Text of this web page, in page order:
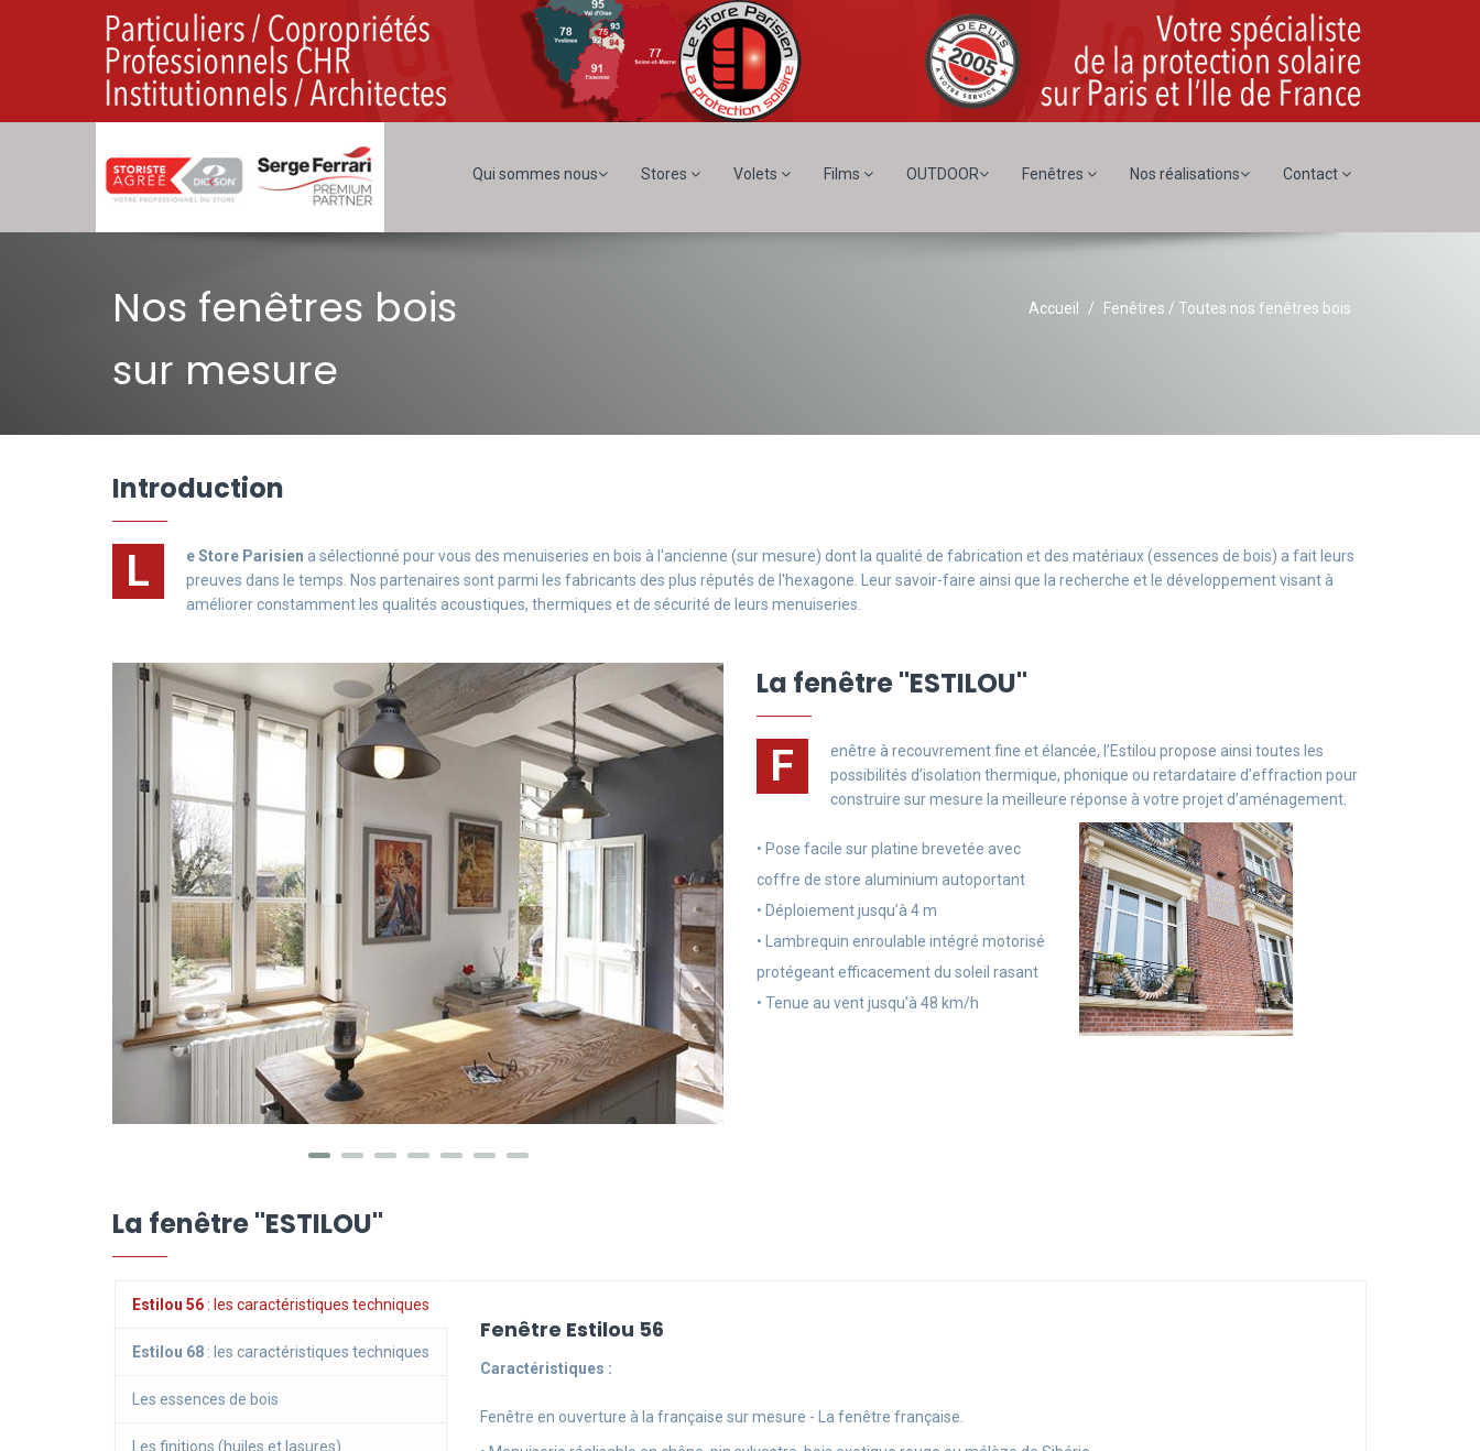
Qui sommes nous Stores Volets Films OUTDOOR Fenêtres Nos réalisations Contact
Nos fenêtres bois
sur mesure
Accueil Fenêtres / Toutes nos fenêtres bois
Introduction
L e Store Parisien a sélectionné pour vous des menuiseries en bois à l'ancienne (sur mesure) dont la qualité de fabrication et des matériaux (essences de bois) a fait leurs
preuves dans le temps. Nos partenaires sont parmi les fabricants des plus réputés de l'hexagone. Leur savoir-faire ainsi que la recherche et le développement visant à
améliorer constamment les qualités acoustiques, thermiques et de sécurité de leurs menuiseries.
La fenêtre "ESTILOU"
F
enêtre à recouvrement fine et élancée, l’Estilou propose ainsi toutes les
possibilités d’isolation thermique, phonique ou retardataire d’effraction pour
construire sur mesure la meilleure réponse à votre projet d’aménagement.
• Pose facile sur platine brevetée avec
coffre de store aluminium autoportant
• Déploiement jusqu’à 4 m
• Lambrequin enroulable intégré motorisé
protégeant efficacement du soleil rasant
• Tenue au vent jusqu’à 48 km/h
La fenêtre "ESTILOU"
Estilou 56: les caractéristiques techniques
Estilou 68 : les caractéristiques techniques
Les essences de bois
Les finitions (huiles et lasures)
Fenêtre Estilou 56
Caractéristiques :
Fenêtre en ouverture à la française sur mesure - La fenêtre française.